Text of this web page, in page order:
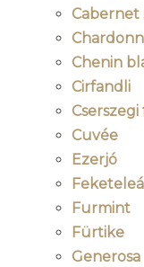
Cabernet
Chenin
Cirfandli
Cuvée
Ezerjó
Furmint
Fürtike
Generosa